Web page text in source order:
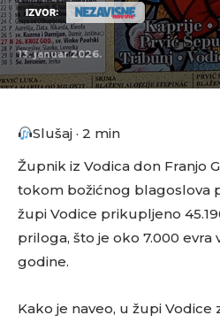
IZVOR:
13. januar 2026.
Slušaj · 2 min
Župnik iz Vodica don Franjo
tokom božićnog blagoslova
župi Vodice prikupljeno
priloga, što je oko 7.000 evra
godine.
Kako je naveo, u župi Vodice